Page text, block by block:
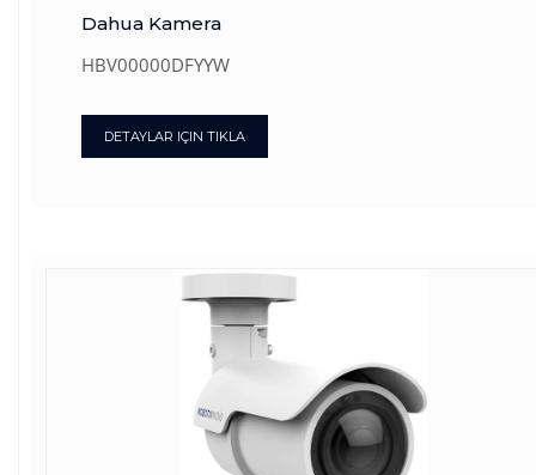
Dahua Kamera
HBV00000DFYYW
DETAYLAR IÇIN TIKLA